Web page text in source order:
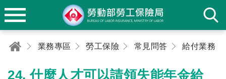
業務專區 勞工保險 常見問答 給付業務
24. 什麼人才可以請領失能年金給